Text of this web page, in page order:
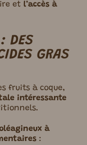
et l’accès à
DES
GRAS
fruits à coque,
intéressante
à
: